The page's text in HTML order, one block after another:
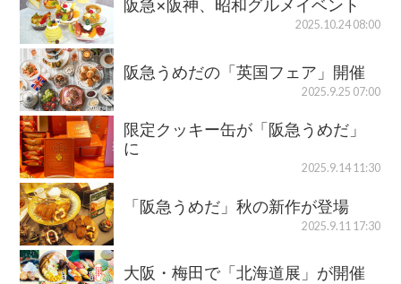
阪急×阪神、昭和グルメイベント
2025.10.24 08:00
阪急うめだの「英国フェア」開催
2025.9.25 07:00
限定クッキー缶が「阪急うめだ」
に
2025.9.14 11:30
「阪急うめだ」秋の新作が登場
2025.9.11 17:30
大阪・梅田で「北海道展」が開催